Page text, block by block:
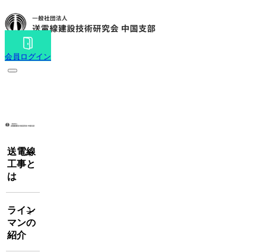
会員ログイン
toggle navigation
送電線
工事と
は
ライン
マンの
紹介